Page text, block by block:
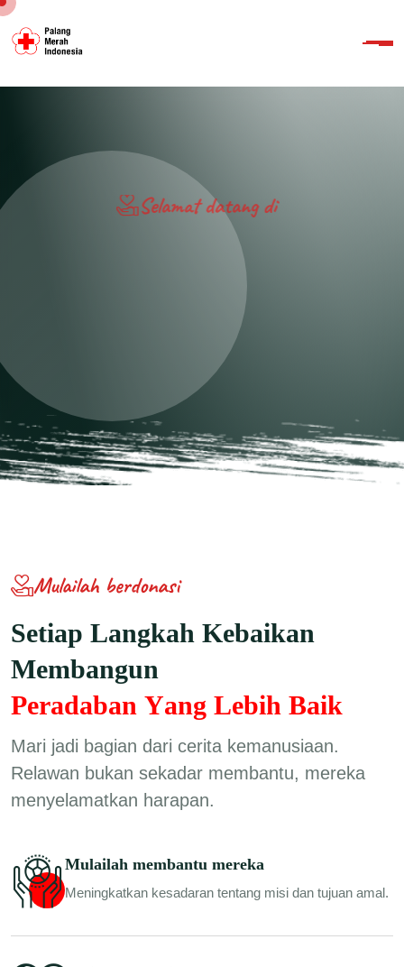
Selamat datang di
PALANG MERAH INDONESIA
Purwakarta
Mulailah berdonasi
Setiap Langkah Kebaikan
Membangun
Peradaban Yang Lebih Baik
Mari jadi bagian dari cerita kemanusiaan.
Relawan bukan sekadar membantu, mereka
menyelamatkan harapan.
Mulailah membantu mereka
Meningkatkan kesadaran tentang misi dan tujuan amal.